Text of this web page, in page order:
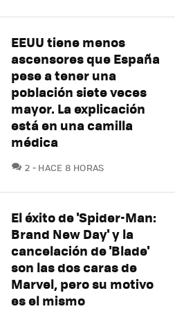
EEUU tiene menos
ascensores que España
pese a tener una
población siete veces
mayor. La explicación
está en una camilla
médica
2 COMENTARIOS
HACE 8 HORAS
El éxito de 'Spider-Man:
Brand New Day' y la
cancelación de 'Blade'
son las dos caras de
Marvel, pero su motivo
es el mismo